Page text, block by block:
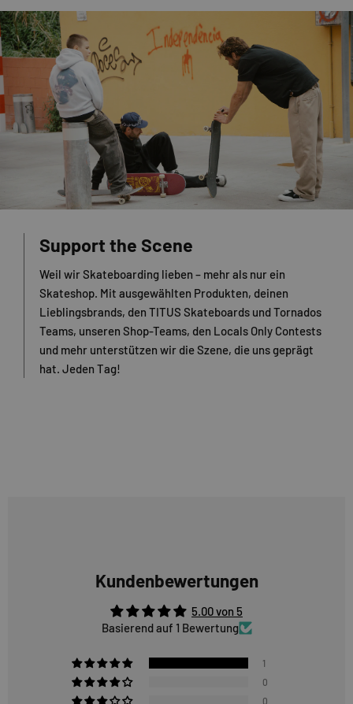
Support the Scene
Weil wir Skateboarding lieben – mehr als nur ein
Skateshop. Mit ausgewählten Produkten, deinen
Lieblingsbrands, den TITUS Skateboards und Tornados
Teams, unseren Shop-Teams, den Locals Only Contests
und mehr unterstützen wir die Szene, die uns geprägt
hat. Jeden Tag!
Kundenbewertungen
5.00 von 5
Basierend auf 1 Bewertung
1
0
0